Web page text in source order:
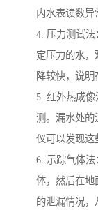
内水表读数异
4. 压力测试
定压力的水，
降较快，说明
5. 红外热成
测。漏水处的
仪可以发现这
6. 示踪气体
体，然后在地
的泄漏情况，